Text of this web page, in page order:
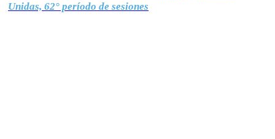
Unidas, 62° período de sesiones